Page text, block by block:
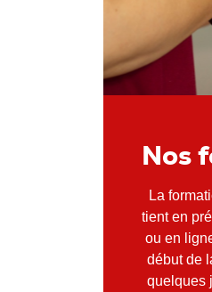
Nos
La
tient en
ou en
début de
quelques